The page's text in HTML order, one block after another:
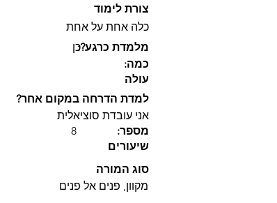
צורת לימוד
כלה אחת על אחת
כן :?מלמדת כרגע
:כמה
עולה
?למדת הדרחה במקום אחר
:מספר
שיעורים
8
אני עובדת סוציאלית
סוג המורה
מקוון, פנים אל פנים